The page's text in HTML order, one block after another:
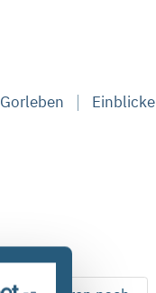
Gorleben Einblicke